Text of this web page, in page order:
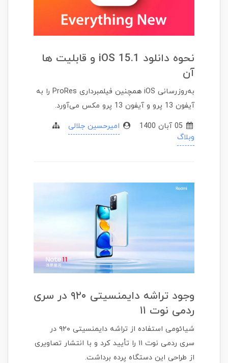
نحوه دانلود iOS 15.1 و قابلیت ها
آن
به‌روزرسانی iOS همچنین فیلمبرداری ProRes را به
آیفون 13 پرو و آیفون 13 پرو مکس می‌آورد.
05 آبان 1400
امیرحسین جلالی
وبلاگ
وجود تراشه دایمنسیتی ۹۲۰ در سری
ردمی نوت ۱۱
شیائومی استفاده از تراشه دایمنسیتی ۹۲۰ در
سری ردمی نوت ۱۱ را تأیید کرد و با انتشار تصاویری
از طراحی این دستگاه پرده برداشت.